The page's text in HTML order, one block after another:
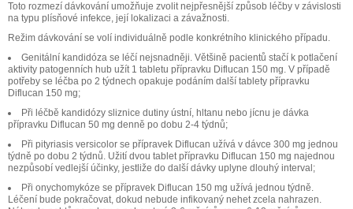
Toto rozmezí dávkování umožňuje zvolit nejpřesnější způsob léčby v závislosti
na typu plísňové infekce, její lokalizaci a závažnosti.
Režim dávkování se volí individuálně podle konkrétního klinického případu.
Genitální kandidóza se léčí nejsnadněji. Většině pacientů stačí k potlačení
aktivity patogenních hub užít 1 tabletu přípravku Diflucan 150 mg. V případě
potřeby se léčba po 2 týdnech opakuje podáním další tablety přípravku
Diflucan 150 mg;
Při léčbě kandidózy sliznice dutiny ústní, hltanu nebo jícnu je dávka
přípravku Diflucan 50 mg denně po dobu 2-4 týdnů;
Při pityriasis versicolor se přípravek Diflucan užívá v dávce 300 mg jednou
týdně po dobu 2 týdnů. Užití dvou tablet přípravku Diflucan 150 mg najednou
nezpůsobí vedlejší účinky, jestliže do další dávky uplyne dlouhý interval;
Při onychomykóze se přípravek Diflucan 150 mg užívá jednou týdně.
Léčení bude pokračovat, dokud nebude infikovaný nehet zcela nahrazen.